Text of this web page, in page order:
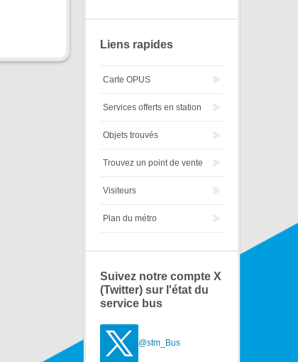
Liens rapides
Carte OPUS
Services offerts en station
Objets trouvés
Trouvez un point de vente
Visiteurs
Plan du métro
Suivez notre compte X
(Twitter) sur l'état du
service bus
@stm_Bus